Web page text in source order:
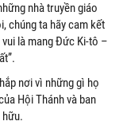
nhà truyền giáo
chúng ta hãy cam kết
là mang Đức Ki-tô –
nơi vì những gì họ
Hội Thánh và ban